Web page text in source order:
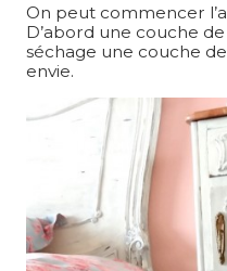
On peut commencer
D’abord une couche
séchage une couche
envie.